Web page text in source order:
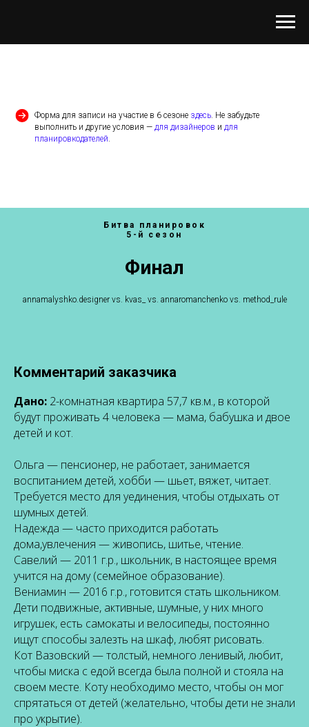
Форма для записи на участие в 6 сезоне здесь. Не забудьте
выполнить и другие условия — для дизайнеров и для
планировкодателей.
Битва планировок
5-й сезон
Финал
annamalyshko.designer vs. kvas_ vs. annaromanchenko vs. method_rule
Комментарий заказчика
Дано: 2-комнатная квартира 57,7 кв.м., в которой
будут проживать 4 человека — мама, бабушка и двое
детей и кот.
Ольга — пенсионер, не работает, занимается
воспитанием детей, хобби — шьет, вяжет, читает.
Требуется место для уединения, чтобы отдыхать от
шумных детей.
Надежда — часто приходится работать
дома,увлечения — живопись, шитье, чтение.
Савелий — 2011 г.р., школьник, в настоящее время
учится на дому (семейное образование).
Вениамин — 2016 г.р., готовится стать школьником.
Дети подвижные, активные, шумные, у них много
игрушек, есть самокаты и велосипеды, постоянно
ищут способы залезть на шкаф, любят рисовать.
Кот Вазовский — толстый, немного ленивый, любит,
чтобы миска с едой всегда была полной и стояла на
своем месте. Коту необходимо место, чтобы он мог
спрятаться от детей (желательно, чтобы дети не знали
про укрытие).